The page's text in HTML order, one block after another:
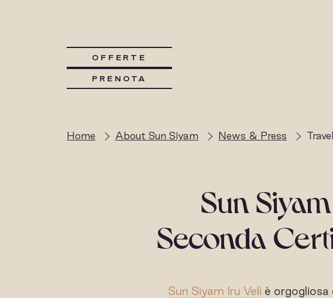
OFFERTE
PRENOTA
Home About Sun Siyam News & Press
Sun
Seconda
Sun Siyam Iru Veli è orgogliosa